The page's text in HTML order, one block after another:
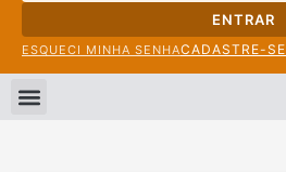
ENTRAR
ESQUECI MINHA SENHACADASTRE-SE